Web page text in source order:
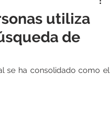
utiliza
de
se ha consolidado como el